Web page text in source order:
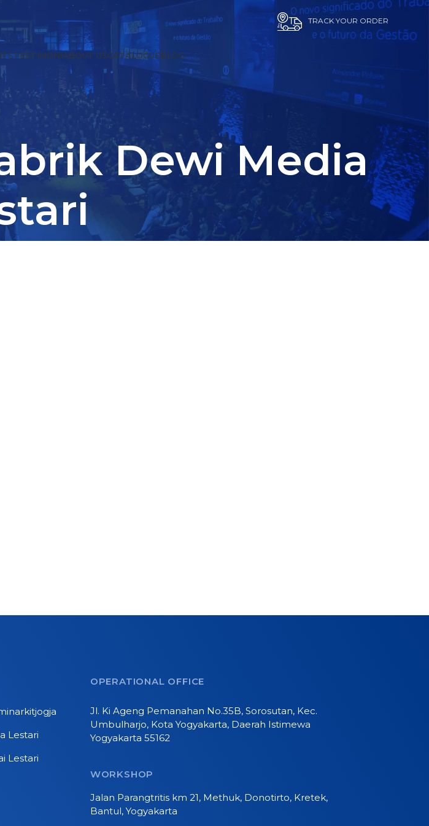
TRACK YOUR ORDER
TESTIMONIABOUT USCATALOGUEBLOG
Dewi Media
Lestari
Lestari
OPERATIONAL OFFICE
Jl. Ki Ageng Pemanahan No.35B, Sorosutan, Kec.
Umbulharjo, Kota Yogyakarta, Daerah Istimewa
Yogyakarta 55162
WORKSHOP
Jalan Parangtritis km 21, Methuk, Donotirto, Kretek,
Bantul, Yogyakarta